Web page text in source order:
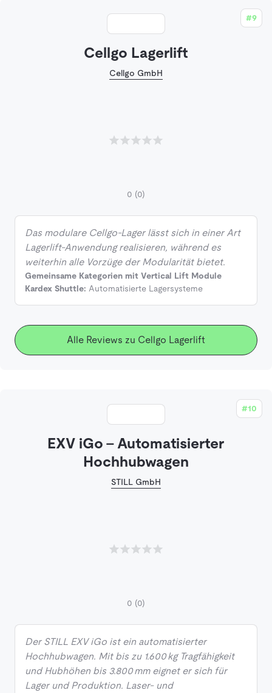
#9
Cellgo Lagerlift
Cellgo GmbH
0 (0)
Das modulare Cellgo-Lager lässt sich in einer Art
Lagerlift-Anwendung realisieren, während es
weiterhin alle Vorzüge der Modularität bietet.
Gemeinsame Kategorien mit Vertical Lift Module
Kardex Shuttle: Automatisierte Lagersysteme
Alle Reviews zu Cellgo Lagerlift
#10
EXV iGo - Automatisierter
Hochhubwagen
STILL GmbH
0 (0)
Der STILL EXV iGo ist ein automatisierter
Hochhubwagen. Mit bis zu 1.600 kg Tragfähigkeit
und Hubhöhen bis 3.800 mm eignet er sich für
Lager und Produktion. Laser‑ und